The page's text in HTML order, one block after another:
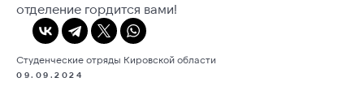
отделение гордится вами!
Студенческие отряды Кировской области
09.09.2024